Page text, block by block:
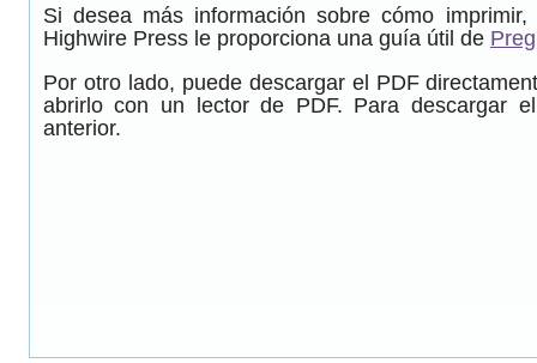
Si desea más información sobre cómo
Highwire Press le proporciona una guía útil de
Por otro lado, puede descargar el PDF
abrirlo con un lector de PDF. Para descargar
anterior.